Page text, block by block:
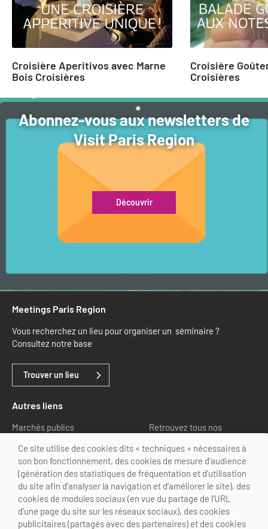
Croisière Aperitivos avec Marne
Bois Croisières
Croisière
Croisières
Abonnez-vous aux newsletters de
Visit Paris Region
Découvrir
Meetings Paris Region
Vous recherchez un lieu pour organiser un séminaire ?
Consultez notre base
Trouver un lieu
Autres liens
Marchés publics
Retrouvez tous nos
Nous suivre
Ce site utilise des cookies dits « techniques » nécessaires à
son bon fonctionnement, des cookies de mesure d’audience
(génération des statistiques de fréquentation et d’utilisation
du site afin d’analyser la navigation et d’améliorer le site), des
cookies de modules sociaux (en vue du partage de l’URL
d’une page du site sur les réseaux sociaux), des cookies
publicitaires (partagés avec des partenaires) et des cookies